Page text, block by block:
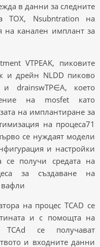
в данни за следните
TOX, Nsubntration на
на канален имплант за
VTPEAK, пиковите
и дрейн NLDD пиково
drainswTP∈A, което
на mosfet като
на имплантиране за
на процеса71
се нуждаят модели
и настройки
се получи средата на
за създаване на
вафли
на процес TCAD се
и с помощта на
TCAd се получават
и входните данни